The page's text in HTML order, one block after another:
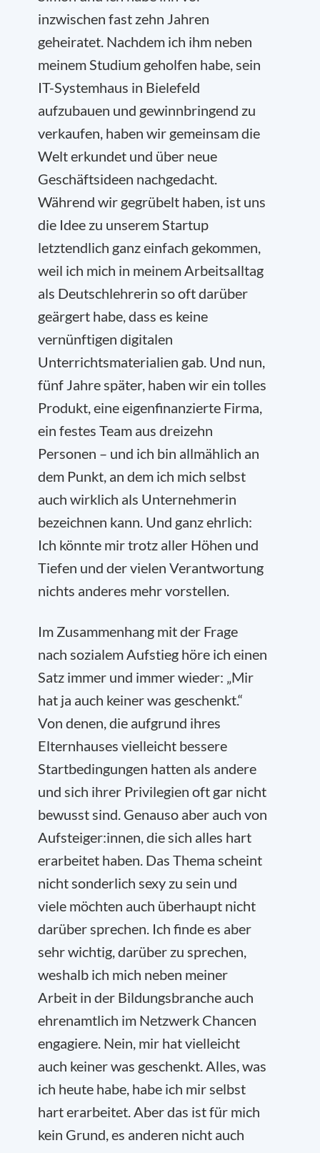
inzwischen fast zehn Jahren
geheiratet. Nachdem ich ihm neben
meinem Studium geholfen habe, sein
IT-Systemhaus in Bielefeld
aufzubauen und gewinnbringend zu
verkaufen, haben wir gemeinsam die
Welt erkundet und über neue
Geschäftsideen nachgedacht.
Während wir gegrübelt haben, ist uns
die Idee zu unserem Startup
letztendlich ganz einfach gekommen,
weil ich mich in meinem Arbeitsalltag
als Deutschlehrerin so oft darüber
geärgert habe, dass es keine
vernünftigen digitalen
Unterrichtsmaterialien gab. Und nun,
fünf Jahre später, haben wir ein tolles
Produkt, eine eigenfinanzierte Firma,
ein festes Team aus dreizehn
Personen – und ich bin allmählich an
dem Punkt, an dem ich mich selbst
auch wirklich als Unternehmerin
bezeichnen kann. Und ganz ehrlich:
Ich könnte mir trotz aller Höhen und
Tiefen und der vielen Verantwortung
nichts anderes mehr vorstellen.
Im Zusammenhang mit der Frage
nach sozialem Aufstieg höre ich einen
Satz immer und immer wieder: „Mir
hat ja auch keiner was geschenkt.“
Von denen, die aufgrund ihres
Elternhauses vielleicht bessere
Startbedingungen hatten als andere
und sich ihrer Privilegien oft gar nicht
bewusst sind. Genauso aber auch von
Aufsteiger:innen, die sich alles hart
erarbeitet haben. Das Thema scheint
nicht sonderlich sexy zu sein und
viele möchten auch überhaupt nicht
darüber sprechen. Ich finde es aber
sehr wichtig, darüber zu sprechen,
weshalb ich mich neben meiner
Arbeit in der Bildungsbranche auch
ehrenamtlich im Netzwerk Chancen
engagiere. Nein, mir hat vielleicht
auch keiner was geschenkt. Alles, was
ich heute habe, habe ich mir selbst
hart erarbeitet. Aber das ist für mich
kein Grund, es anderen nicht auch